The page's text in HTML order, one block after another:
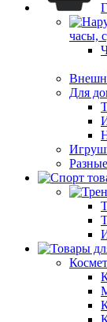
часы,
Для